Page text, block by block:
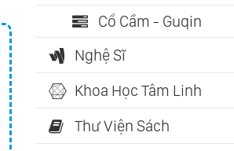
Cổ Cầm - Guqin
Nghệ Sĩ
Khoa Học Tâm Linh
Thư Viện Sách